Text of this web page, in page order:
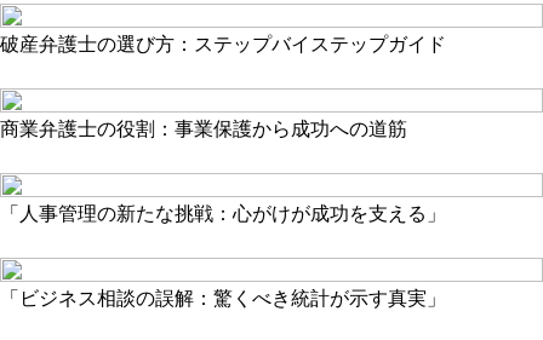
破産弁護士の選び方：ステップバイステップガイド
商業弁護士の役割：事業保護から成功への道筋
「人事管理の新たな挑戦：心がけが成功を支える」
「ビジネス相談の誤解：驚くべき統計が示す真実」